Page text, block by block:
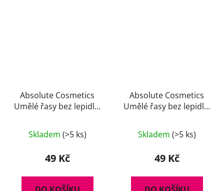
Absolute Cosmetics
Umělé řasy bez lepidla,
Skladem (>5 ks)
49 Kč
Absolute Cosmetics
Umělé řasy bez lepidla,
Skladem (>5 ks)
49 Kč